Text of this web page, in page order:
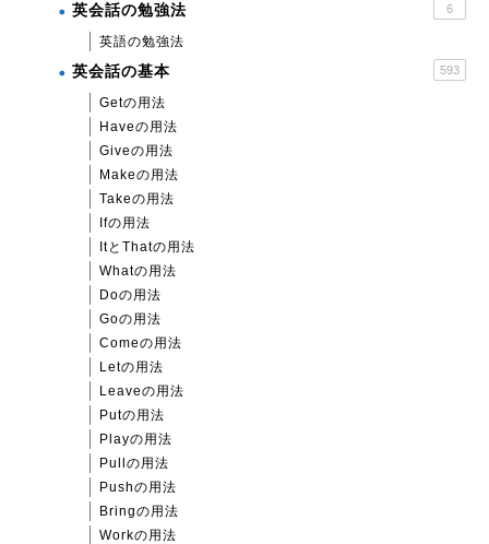
英会話の勉強法 6
英語の勉強法
英会話の基本 593
Getの用法
Haveの用法
Giveの用法
Makeの用法
Takeの用法
Ifの用法
ItとThatの用法
Whatの用法
Doの用法
Goの用法
Comeの用法
Letの用法
Leaveの用法
Putの用法
Playの用法
Pullの用法
Pushの用法
Bringの用法
Workの用法